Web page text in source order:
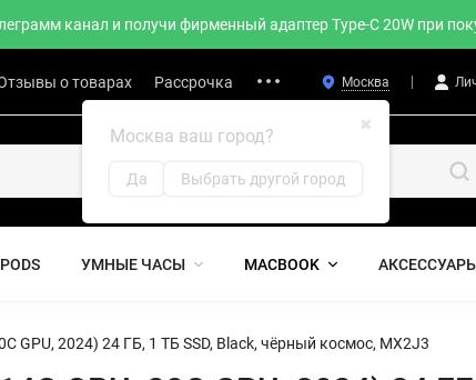
канал и получи фирменный адаптер Type-C 20W при
о товарах Рассрочка Москва
✖
Москва ваш город?
Да Выбрать другой город
УМНЫЕ ЧАСЫ MACBOOK
GPU, 2024) 24 ГБ, 1 ТБ SSD, Black, чёрный космос, MX2J3